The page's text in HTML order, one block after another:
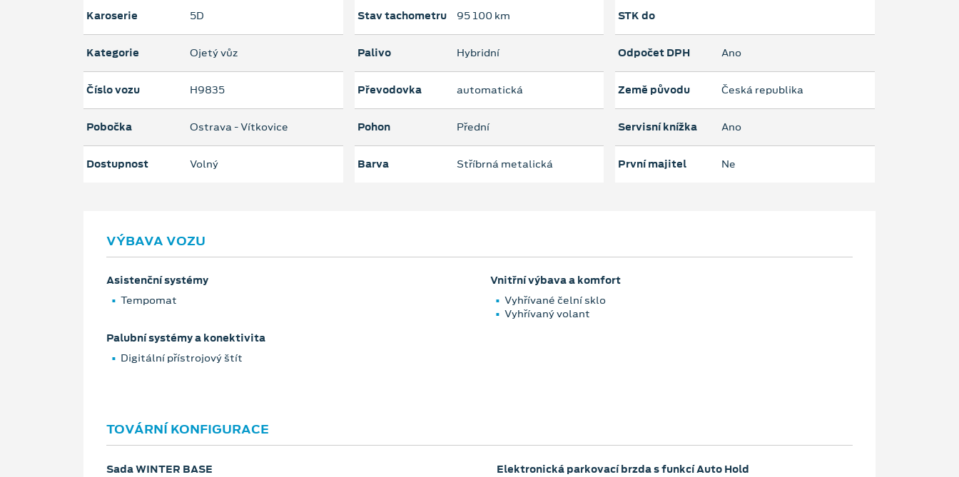
Karoserie 5D
Kategorie Ojetý vůz
Číslo vozu H9835
Pobočka Ostrava - Vítkovice
Dostupnost Volný
Stav tachometru 95 100 km
Palivo Hybridní
Převodovka automatická
Pohon Přední
Barva Stříbrná metalická
STK do
Odpočet DPH Ano
Země původu Česká republika
Servisní knížka Ano
První majitel Ne
VÝBAVA VOZU
Asistenční systémy
Tempomat
Vnitřní výbava a komfort
Vyhřívané čelní sklo
Vyhřívaný volant
Palubní systémy a konektivita
Digitální přístrojový štít
TOVÁRNÍ KONFIGURACE
Sada WINTER BASE
Elektronická parkovací brzda s funkcí Auto Hold